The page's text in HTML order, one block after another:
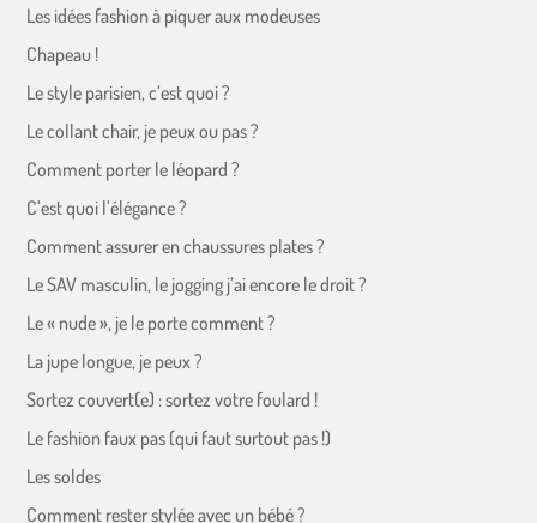
Les idées fashion à piquer aux modeuses
Chapeau !
Le style parisien, c’est quoi ?
Le collant chair, je peux ou pas ?
Comment porter le léopard ?
C’est quoi l’élégance ?
Comment assurer en chaussures plates ?
Le SAV masculin, le jogging j’ai encore le droit ?
Le « nude », je le porte comment ?
La jupe longue, je peux ?
Sortez couvert(e) : sortez votre foulard !
Le fashion faux pas (qui faut surtout pas !)
Les soldes
Comment rester stylée avec un bébé ?